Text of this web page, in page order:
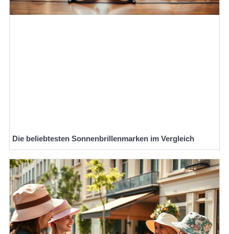
Die beliebtesten Sonnenbrillenmarken im Vergleich